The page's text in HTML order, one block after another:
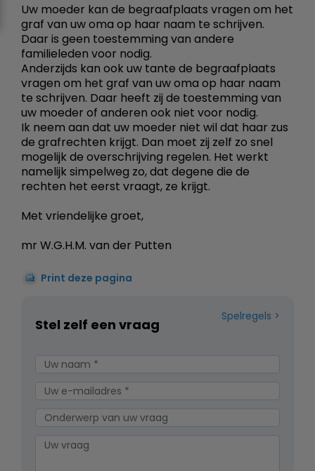
Uw moeder kan de begraafplaats vragen om het
graf van uw oma op haar naam te schrijven.
Daar is geen toestemming van andere
familieleden voor nodig.
Anderzijds kan ook uw tante de begraafplaats
vragen om het graf van uw oma op haar naam
te schrijven. Daar heeft zij de toestemming van
uw moeder of anderen ook niet voor nodig.
Ik neem aan dat uw moeder niet wil dat haar zus
de grafrechten krijgt. Dan moet zij zelf zo snel
mogelijk de overschrijving regelen. Het werkt
namelijk simpelweg zo, dat degene die de
rechten het eerst vraagt, ze krijgt.
Met vriendelijke groet,
mr W.G.H.M. van der Putten
Print deze pagina
Spelregels
Stel zelf een vraag